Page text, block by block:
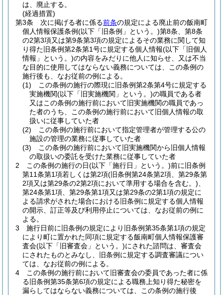
は、廃止する。
(経過措置)
第3条
次に掲げる者に係る前条の規定による廃止前の飯南町
個人情報保護条例(以下「旧条例」という。)第8条、第8条
の2第3項又は第9条第3項の規定によるその業務に関して知
り得た旧条例第2条第1号に規定する個人情報(以下「旧個人
情報」という。)の内容をみだりに他人に知らせ、又は不当
な目的に使用してはならない義務については、この条例の
施行後も、なお従前の例による。
(1)
この条例の施行の際現に旧条例第2条第4号に規定する
実施機関(以下「旧実施機関」という。)の職員である者
又はこの条例の施行前において旧実施機関の職員であっ
た者のうち、この条例の施行前において旧個人情報の取
扱いに従事していた者
(2)
この条例の施行前において指定管理者が管理する公の
施設の管理の業務に従事していた者
(3)
この条例の施行前において旧実施機関から旧個人情報
の取扱いの委託を受けた業務に従事していた者
2
この条例の施行の日(以下「施行日」という。)前に旧条例
第11条第1項若しくは第2項(旧条例第24条第2項、第29条第
2項又は第29条の2第2項において準用する場合を含む。)
第24条第1項、第29条第1項又は第29条の2第1項の規定に
よる請求がされた場合における旧条例に規定する個人情報
の開示、訂正等及び利用停止については、なお従前の例に
よる。
3
施行日前に旧条例の規定により旧条例第35条第1項の規定
により町に置かれた同項に規定する飯南町個人情報保護審
査会(以下「旧審査会」という。)にされた諮問は、審査会
にされたものとみなし、旧条例に規定する調査審議につい
ては、なお従前の例による。
4
この条例の施行前において旧審査会の委員であった者に係
る旧条例第35条第6項の規定による職務上知り得た秘密を
漏らしてはならない義務については、この条例の施行後